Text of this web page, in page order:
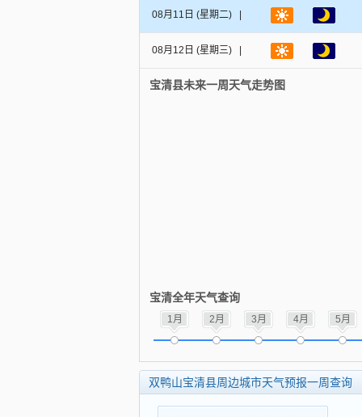
08月11日 (星期二) |
08月12日 (星期三) |
宝清县未来一周天气走势图
宝清全年天气查询
1月 2月 3月 4月 5月
双鸭山宝清县周边城市天气预报一周查询